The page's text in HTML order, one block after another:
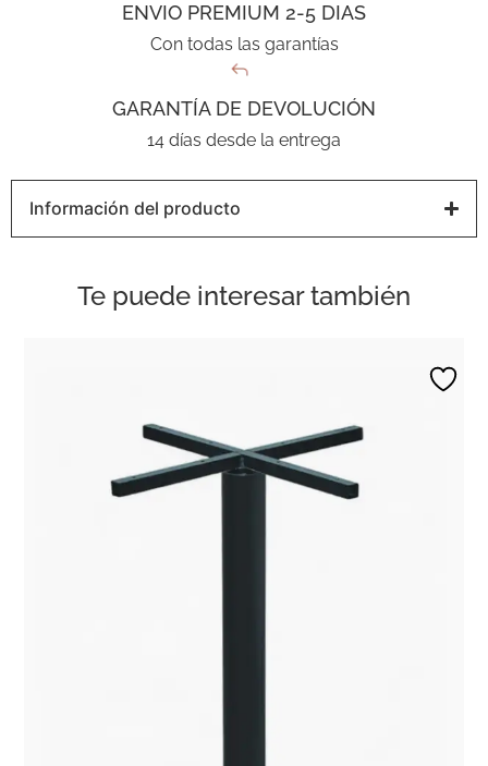
ENVIO PREMIUM 2-5 DIAS
Con todas las garantías
GARANTÍA DE DEVOLUCIÓN
14 días desde la entrega
Información del producto
Te puede interesar también